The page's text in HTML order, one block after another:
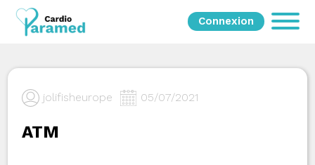
Connexion
jolifisheurope 05/07/2021
ATM